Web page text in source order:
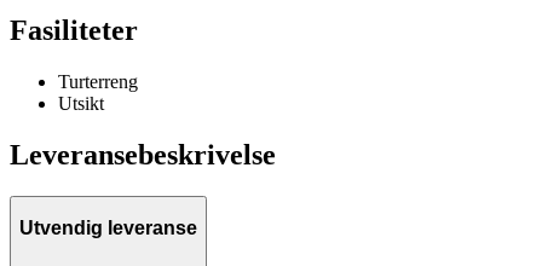
Fasiliteter
Turterreng
Utsikt
Leveransebeskrivelse
Utvendig leveranse